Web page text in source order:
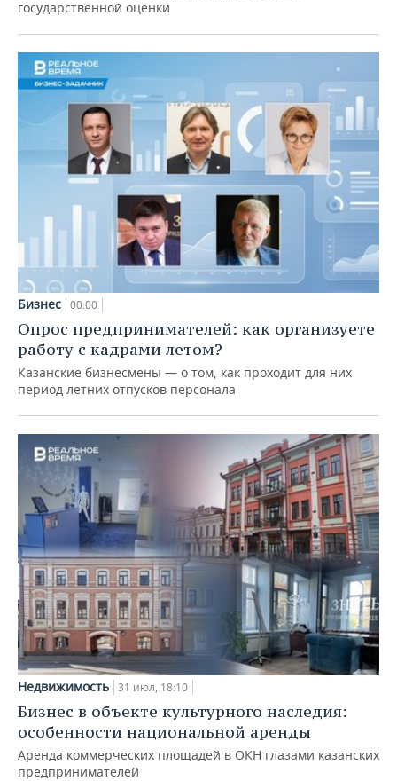
государственной оценки
Бизнес 00:00
Опрос предпринимателей: как организуете
работу с кадрами летом?
Казанские бизнесмены — о том, как проходит для них
период летних отпусков персонала
Недвижимость 31 июл, 18:10
Бизнес в объекте культурного наследия:
особенности национальной аренды
Аренда коммерческих площадей в ОКН глазами казанских
предпринимателей